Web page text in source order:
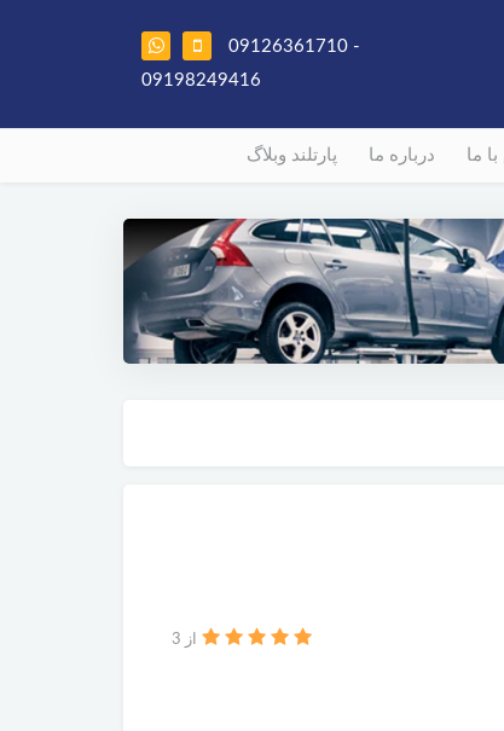
09126361710 -
09198249416
ما درباره ما پارتلند وبلاگ
از 3